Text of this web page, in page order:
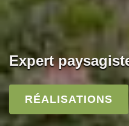
Expert
RÉALISATIONS